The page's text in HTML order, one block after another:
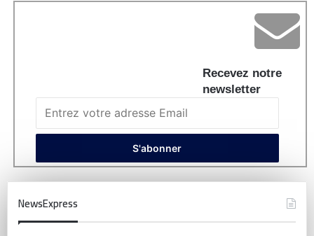
Recevez notre
newsletter
NewsExpress